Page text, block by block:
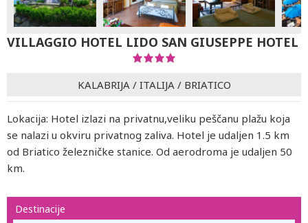
VILLAGGIO HOTEL LIDO SAN GIUSEPPE HOTEL
KALABRIJA / ITALIJA / BRIATICO
Lokacija: Hotel izlazi na privatnu,veliku peščanu plažu koja
se nalazi u okviru privatnog zaliva. Hotel je udaljen 1.5 km
od Briatico železničke stanice. Od aerodroma je udaljen 50
km.
Destinacije